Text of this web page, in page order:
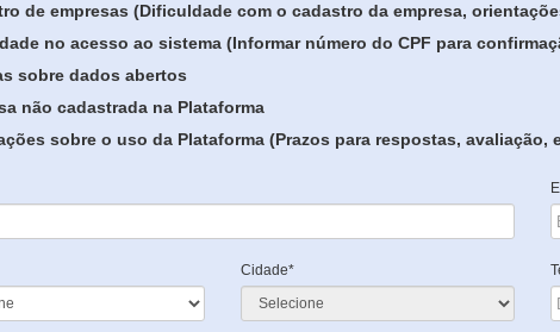
de empresas (Dificuldade com o cadastro da empresa,
no acesso ao sistema (Informar número do CPF para
sobre dados abertos
não cadastrada na Plataforma
sobre o uso da Plataforma (Prazos para respostas, avaliação,
Cidade*